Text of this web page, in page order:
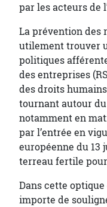
par les acteurs de
La prévention des
utilement trouver
politiques
des entreprises
des droits
tournant autour
notamment en
par l’entrée en
européenne du 13
terreau fertile
Dans cette
importe de